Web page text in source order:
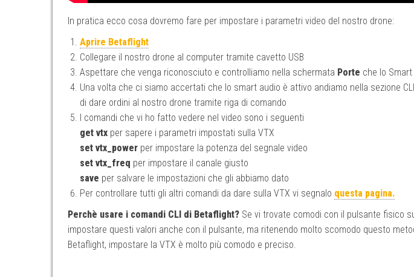
In pratica ecco cosa dovremo fare per impostare i parametri video del nostro drone:
Aprire Betaflight
Collegare il nostro drone al computer tramite cavetto USB
Aspettare che venga riconosciuto e controlliamo nella schermata Porte che lo
Una volta che ci siamo accertati che lo smart audio è attivo andiamo nella sezione
di dare ordini al nostro drone tramite riga di comando
I comandi che vi ho fatto vedere nel video sono i seguenti
get vtx per sapere i parametri impostati sulla VTX
set vtx_power per impostare la potenza del segnale video
set vtx_freq per impostare il canale giusto
save per salvare le impostazioni che gli abbiamo dato
Per controllare tutti gli altri comandi da dare sulla VTX vi segnalo questa pagina.
Perchè usare i comandi CLI di Betaflight? Se vi trovate comodi con il pulsante fisico
impostare questi valori anche con il pulsante, ma ritenendo molto scomodo questo
Betaflight, impostare la VTX è molto più comodo e preciso.